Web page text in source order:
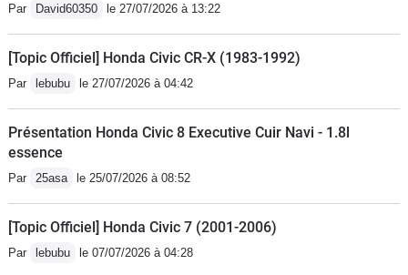
Par David60350 le 27/07/2026 à 13:22
[Topic Officiel] Honda Civic CR-X (1983-1992)
Par lebubu le 27/07/2026 à 04:42
Présentation Honda Civic 8 Executive Cuir Navi - 1.8l
essence
Par 25asa le 25/07/2026 à 08:52
[Topic Officiel] Honda Civic 7 (2001-2006)
Par lebubu le 07/07/2026 à 04:28